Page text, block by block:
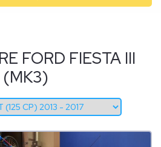
FORD FIESTA III
(MK3)